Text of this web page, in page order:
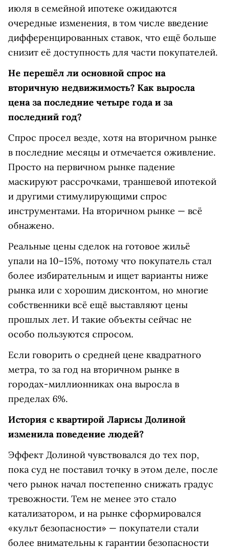
июля в семейной ипотеке ожидаются
очередные изменения, в том числе введение
дифференцированных ставок, что ещё больше
снизит её доступность для части покупателей.
Не перешёл ли основной спрос на
вторичную недвижимость? Как выросла
цена за последние четыре года и за
последний год?
Спрос просел везде, хотя на вторичном рынке
в последние месяцы и отмечается оживление.
Просто на первичном рынке падение
маскируют рассрочками, траншевой ипотекой
и другими стимулирующими спрос
инструментами. На вторичном рынке — всё
обнажено.
Реальные цены сделок на готовое жильё
упали на 10–15%, потому что покупатель стал
более избирательным и ищет варианты ниже
рынка или с хорошим дисконтом, но многие
собственники всё ещё выставляют цены
прошлых лет. И такие объекты сейчас не
особо пользуются спросом.
Если говорить о средней цене квадратного
метра, то за год на вторичном рынке в
городах-миллионниках она выросла в
пределах 6%.
История с квартирой Ларисы Долиной
изменила поведение людей?
Эффект Долиной чувствовался до тех пор,
пока суд не поставил точку в этом деле, после
чего рынок начал постепенно снижать градус
тревожности. Тем не менее это стало
катализатором, и на рынке сформировался
«культ безопасности» — покупатели стали
более внимательны к гарантии безопасности